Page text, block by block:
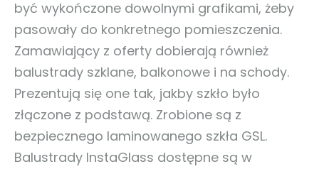
być wykończone dowolnymi grafikami, żeby
pasowały do konkretnego pomieszczenia.
Zamawiający z oferty dobierają również
balustrady szklane, balkonowe i na schody.
Prezentują się one tak, jakby szkło było
złączone z podstawą. Zrobione są z
bezpiecznego laminowanego szkła GSL.
Balustrady InstaGlass dostępne są w